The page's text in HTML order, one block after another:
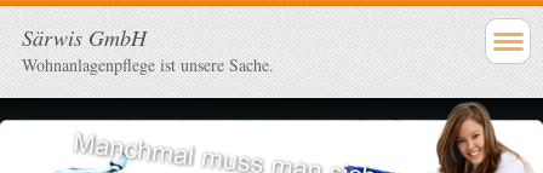
Särwis GmbH
Wohnanlagenpflege ist unsere Sache.